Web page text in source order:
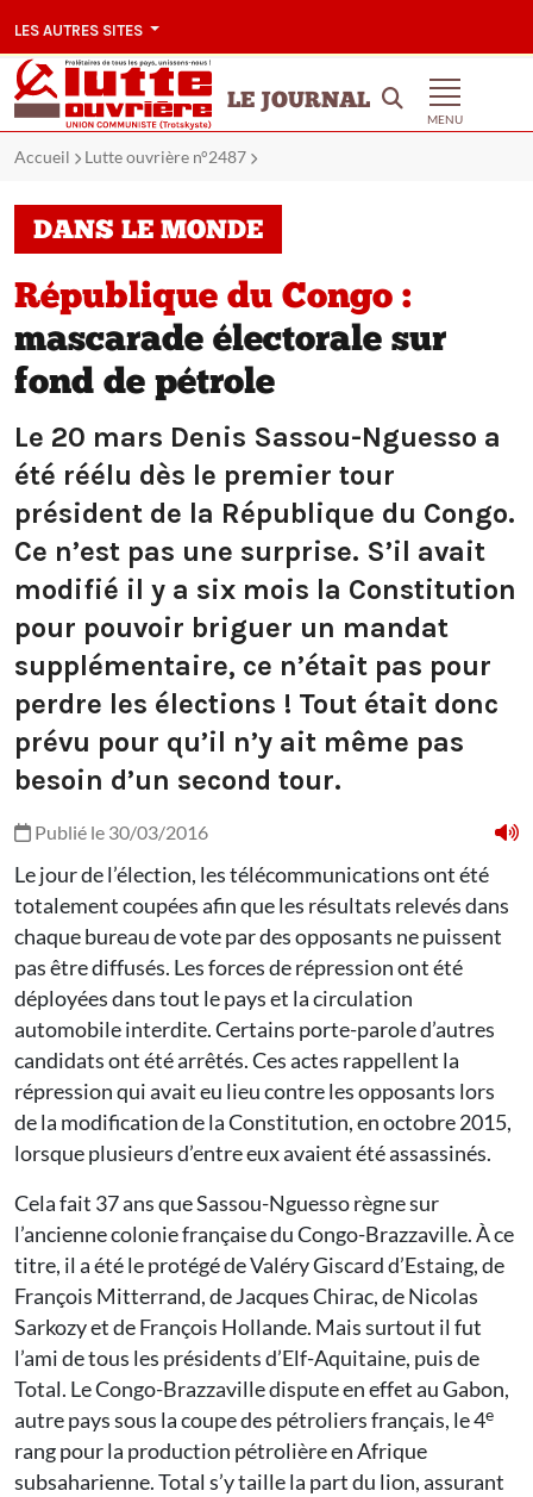
LES AUTRES SITES
LE JOURNAL
MENU
Accueil Lutte ouvrière n°2487
DANS LE MONDE
République du Congo :
mascarade électorale sur
fond de pétrole
Le 20 mars Denis Sassou-Nguesso a
été réélu dès le premier tour
président de la République du Congo.
Ce n’est pas une surprise. S’il avait
modifié il y a six mois la Constitution
pour pouvoir briguer un mandat
supplémentaire, ce n’était pas pour
perdre les élections ! Tout était donc
prévu pour qu’il n’y ait même pas
besoin d’un second tour.
Publié le 30/03/2016
Le jour de l’élection, les télécommunications ont été
totalement coupées afin que les résultats relevés dans
chaque bureau de vote par des opposants ne puissent
pas être diffusés. Les forces de répression ont été
déployées dans tout le pays et la circulation
automobile interdite. Certains porte-parole d’autres
candidats ont été arrêtés. Ces actes rappellent la
répression qui avait eu lieu contre les opposants lors
de la modification de la Constitution, en octobre 2015,
lorsque plusieurs d’entre eux avaient été assassinés.
Cela fait 37 ans que Sassou-Nguesso règne sur
l’ancienne colonie française du Congo-Brazzaville. À ce
titre, il a été le protégé de Valéry Giscard d’Estaing, de
François Mitterrand, de Jacques Chirac, de Nicolas
Sarkozy et de François Hollande. Mais surtout il fut
l’ami de tous les présidents d’Elf-Aquitaine, puis de
Total. Le Congo-Brazzaville dispute en effet au Gabon,
autre pays sous la coupe des pétroliers français, le 4e
rang pour la production pétrolière en Afrique
subsaharienne. Total s’y taille la part du lion, assurant